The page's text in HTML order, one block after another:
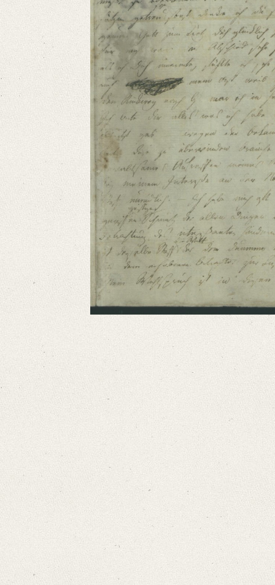
Classification Number: Mscr.Dresd.e.90,XIX,Bd.24.a,Nr.1
Number of Pages: 4S. auf Doppelbl., hs. m. U.
Format: 19,1 x 11,5 cm
Language